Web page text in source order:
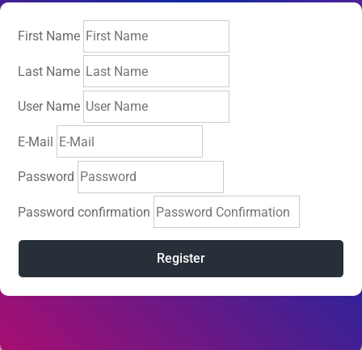
First Name
Last Name
User Name
E-Mail
Password
Password confirmation
Register